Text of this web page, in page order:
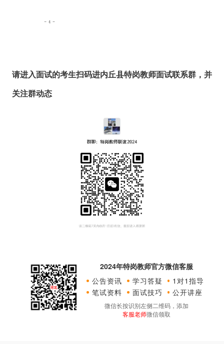
请进入面试的考生扫码进内丘县特岗教师面试联系群，并
关注群动态
2024年特岗教师官方微信客服
公告资讯
学习答疑
1对1指导
笔试资料
面试技巧 公开讲座
微信长按识别左侧二维码，添加
客服老师微信领取